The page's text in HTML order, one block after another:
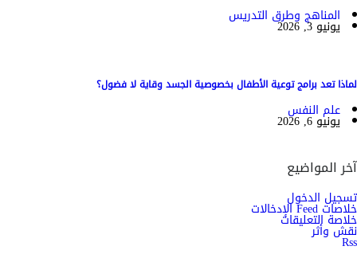
المناهج وطرق التدريس
يونيو 3, 2026
لماذا تعد برامج توعية الأطفال بخصوصية الجسد وقاية لا فضول؟
علم النفس
يونيو 6, 2026
آخر المواضيع
تسجيل الدخول
خلاصات Feed الإدخالات
خلاصة التعليقات
نقش وأثر
Rss